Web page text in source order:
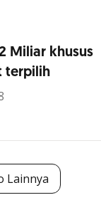
Miliar khusus
terpilih
Lainnya